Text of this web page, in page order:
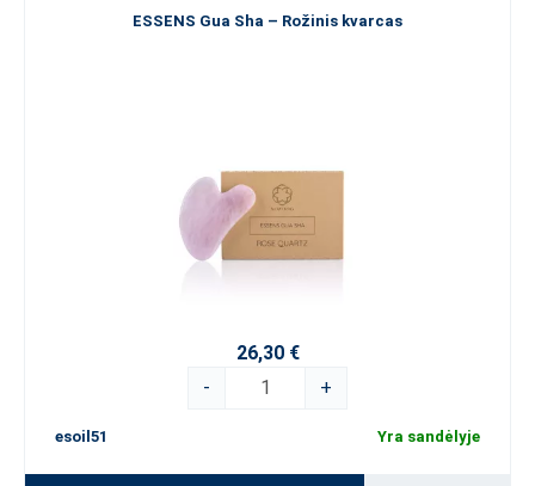
ESSENS Gua Sha – Rožinis kvarcas
26,30 €
-
+
esoil51 Yra sandėlyje